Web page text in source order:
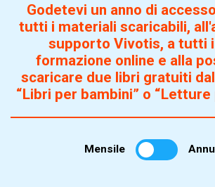
Godetevi un anno di
tutti i materiali scaricabili,
supporto Vivotis, a tutti
formazione online e alla
scaricare due libri gratuiti
“Libri per bambini” o “Letture
Mensile